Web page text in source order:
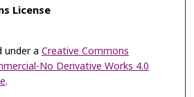
License
under a Creative Commons
No Derivative Works 4.0
.